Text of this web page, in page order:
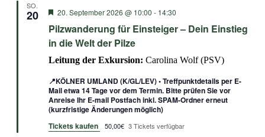
SO.
20 Empfohlen
20. September 2026 @ 10:00 - 14:30
Pilzwanderung für Einsteiger – Dein Einstieg
in die Welt der Pilze
Leitung der Exkursion: Carolina Wolf (PSV)
📍KÖLNER UMLAND (K/GL/LEV) • Treffpunktdetails per E-
Mail etwa 14 Tage vor dem Termin. Bitte prüfen Sie vor
Anreise Ihr E-mail Postfach inkl. SPAM-Ordner erneut
(kurzfristige Änderungen möglich)
Tickets kaufen
50,00€ 3 Tickets verfügbar